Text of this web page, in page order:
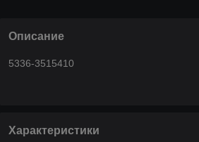
Описание
5336-3515410
Характеристики